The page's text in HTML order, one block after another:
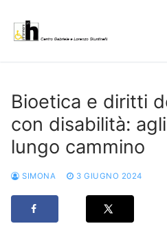
contenuto
Bioetica e diritti
con disabilità:
lungo cammino
SIMONA 3 GIUGNO 2024